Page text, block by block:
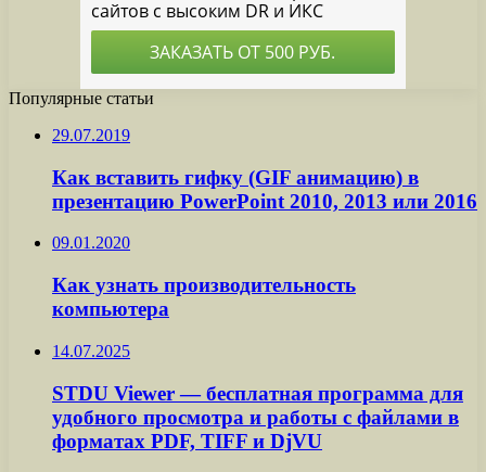
Популярные статьи
29.07.2019
Как вставить гифку (GIF анимацию) в
презентацию PowerPoint 2010, 2013 или 2016
09.01.2020
Как узнать производительность
компьютера
14.07.2025
STDU Viewer — бесплатная программа для
удобного просмотра и работы с файлами в
форматах PDF, TIFF и DjVU